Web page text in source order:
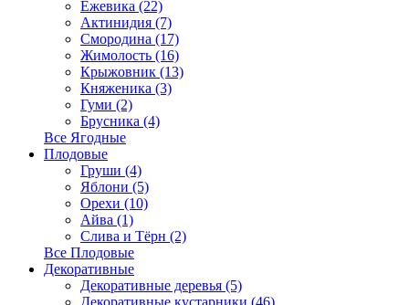
Ежевика (22)
Актинидия (7)
Смородина (17)
Жимолость (16)
Крыжовник (13)
Княженика (3)
Гуми (2)
Брусника (4)
Все Ягодные
Плодовые
Груши (4)
Яблони (5)
Орехи (10)
Айва (1)
Слива и Тёрн (2)
Все Плодовые
Декоративные
Декоративные деревья (5)
Декоративные кустарники (46)